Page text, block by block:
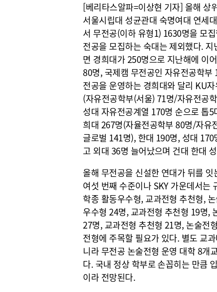
[베리타스알파=이상현 기자] 올해 상
서울시립대 성균관대 숙명여대 연세
서 무전공(이하 유형1) 1630명을 모
전공을 모집하는 숙대는 제외했다.
면 경희대가 250명으로 지난해에 이
80명, 국제캠 무전공인 자유전공학
전공을 운영하는 경희대와 달리 KU
(자유전공학부(서울) 71명/자유전공
성대 자유전공계열 170명 순으로 톱
희대 267명(자율전공학부 80명/자
글로벌 141명), 한대 190명, 성대
고 외대 36명 늘어났으며 건대 한대
올해 무전공을 신설한 연대가 뒤를
여섯 번째 수준이나 SKY 가운데서는
학종 활동우수형, 교과전형 추천형,
우수형 24명, 교과전형 추천형 19명,
27명, 교과전형 추천형 21명, 논술전
전형에 주목할 필요가 있다. 별도 교
니라 무전공 논술전형 운영 대학 8개
다. 국내 정상 학부로 손꼽히는 만큼
이라 전망된다.